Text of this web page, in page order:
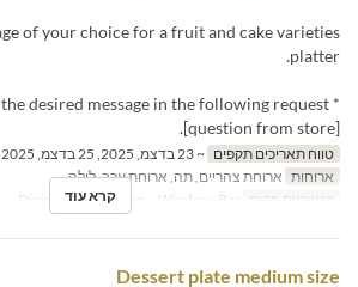
of your choice for a fruit and cake varieties
platter.
the desired message in the following request
[question from store].
טווח תאריכים תקפים ~ 23 בדצמ, 2025, 25 בדצמ, 2025 ~
ארוחות ארוחת צהריים, תה, ארוחת ערב, לילה
קטגוריית מקום
קרא עוד
Dessert plate medium size